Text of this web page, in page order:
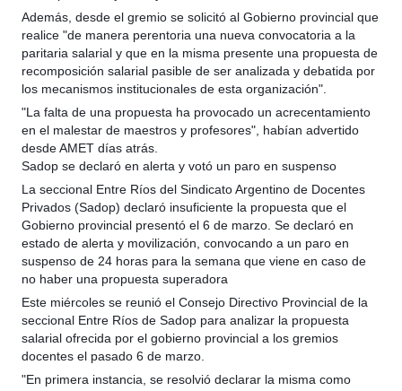
Además, desde el gremio se solicitó al Gobierno provincial que
realice "de manera perentoria una nueva convocatoria a la
paritaria salarial y que en la misma presente una propuesta de
recomposición salarial pasible de ser analizada y debatida por
los mecanismos institucionales de esta organización".
"La falta de una propuesta ha provocado un acrecentamiento
en el malestar de maestros y profesores", habían advertido
desde AMET días atrás.
Sadop se declaró en alerta y votó un paro en suspenso
La seccional Entre Ríos del Sindicato Argentino de Docentes
Privados (Sadop) declaró insuficiente la propuesta que el
Gobierno provincial presentó el 6 de marzo. Se declaró en
estado de alerta y movilización, convocando a un paro en
suspenso de 24 horas para la semana que viene en caso de
no haber una propuesta superadora
Este miércoles se reunió el Consejo Directivo Provincial de la
seccional Entre Ríos de Sadop para analizar la propuesta
salarial ofrecida por el gobierno provincial a los gremios
docentes el pasado 6 de marzo.
"En primera instancia, se resolvió declarar la misma como